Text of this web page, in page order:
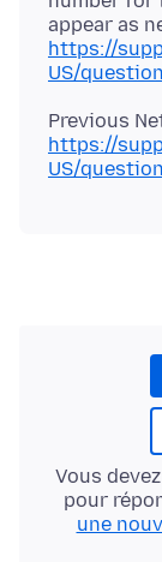
appear as
https://
US/
Previous
https://
US/
Vous devez
pour
une